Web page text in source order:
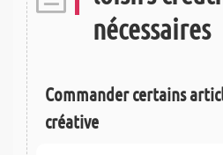
nécessaires
Commander certains
créative